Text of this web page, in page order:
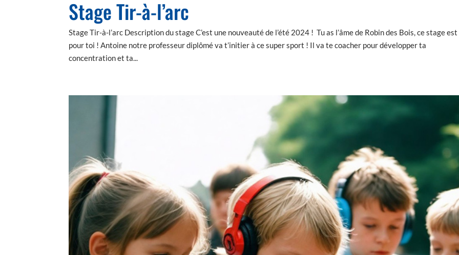
Stage Tir-à-l’arc
Stage Tir-à-l’arc Description du stage C’est une nouveauté de l’été 2024 ! Tu as l’âme de Robin des Bois, ce stage
pour toi ! Antoine notre professeur diplômé va t’initier à ce super sport ! Il va te coacher pour développer ta
concentration et ta...